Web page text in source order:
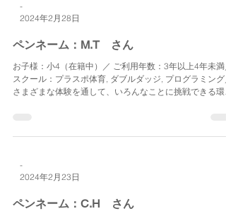
-
2024年2月28日
ペンネーム：M.T さん
お子様：小4（在籍中）／ ご利用年数：3年以上4年未満
スクール：プラスポ体育, ダブルダッジ, プログラミング
さまざまな体験を通して、いろんなことに挑戦できる環
-
2024年2月23日
ペンネーム：C.H さん